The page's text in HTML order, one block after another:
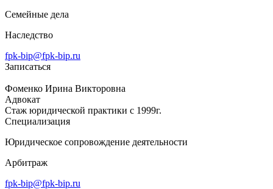
Семейные дела
Наследство
fpk-bip@fpk-bip.ru
Записаться
Фоменко Ирина Викторовна
Адвокат
Стаж юридической практики с 1999г.
Специализация
Юридическое сопровождение деятельности
Арбитраж
fpk-bip@fpk-bip.ru